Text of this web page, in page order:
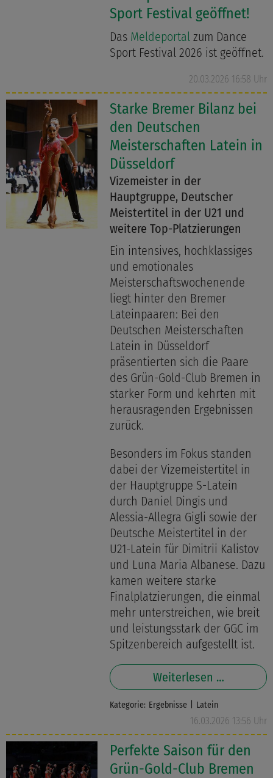
Sport Festival geöffnet!
Das Meldeportal zum Dance
Sport Festival 2026 ist geöffnet.
20.03.2026 16:58 Uhr
Starke Bremer Bilanz bei
den Deutschen
Meisterschaften Latein in
Düsseldorf
Vizemeister in der
Hauptgruppe, Deutscher
Meistertitel in der U21 und
weitere Top-Platzierungen
Ein intensives, hochklassiges
und emotionales
Meisterschaftswochenende
liegt hinter den Bremer
Lateinpaaren: Bei den
Deutschen Meisterschaften
Latein in Düsseldorf
präsentierten sich die Paare
des Grün-Gold-Club Bremen in
starker Form und kehrten mit
herausragenden Ergebnissen
zurück.
Besonders im Fokus standen
dabei der Vizemeistertitel in
der Hauptgruppe S-Latein
durch Daniel Dingis und
Alessia-Allegra Gigli sowie der
Deutsche Meistertitel in der
U21-Latein für Dimitrii Kalistov
und Luna Maria Albanese. Dazu
kamen weitere starke
Finalplatzierungen, die einmal
mehr unterstreichen, wie breit
und leistungsstark der GGC im
Spitzenbereich aufgestellt ist.
Weiterlesen …
Kategorie: Ergebnisse Latein
16.03.2026 13:56 Uhr
Perfekte Saison für den
Grün-Gold-Club Bremen